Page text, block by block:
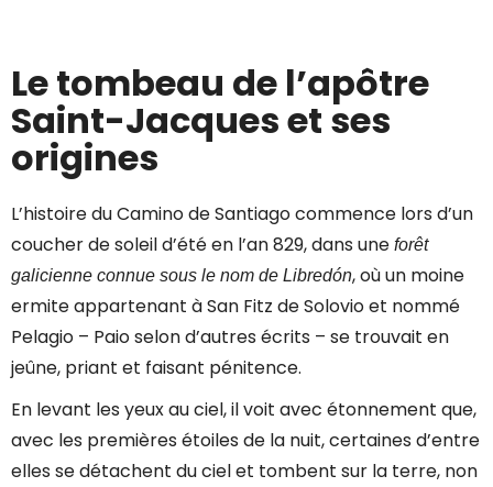
Le tombeau de l’apôtre
Saint-Jacques et ses
origines
L’histoire du Camino de Santiago commence lors d’un
coucher de soleil d’été en l’an 829, dans une forêt
galicienne connue sous le nom de Libredón, où un moine
ermite appartenant à San Fitz de Solovio et nommé
Pelagio – Paio selon d’autres écrits – se trouvait en
jeûne, priant et faisant pénitence.
En levant les yeux au ciel, il voit avec étonnement que,
avec les premières étoiles de la nuit, certaines d’entre
elles se détachent du ciel et tombent sur la terre, non